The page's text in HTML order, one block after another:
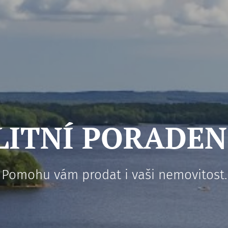
Pomohu vám prodat i vaši nemovitost.